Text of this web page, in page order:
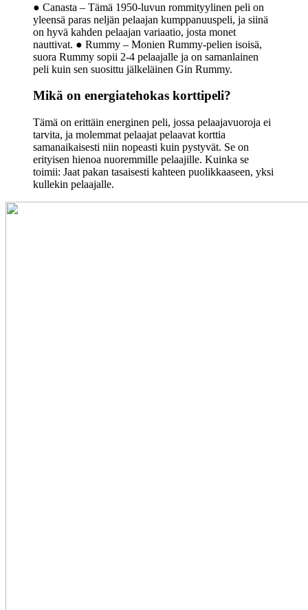
● Canasta – Tämä 1950-luvun rommityylinen peli on
yleensä paras neljän pelaajan kumppanuuspeli, ja siinä
on hyvä kahden pelaajan variaatio, josta monet
nauttivat. ● Rummy – Monien Rummy-pelien isoisä,
suora Rummy sopii 2-4 pelaajalle ja on samanlainen
peli kuin sen suosittu jälkeläinen Gin Rummy.
Mikä on energiatehokas korttipeli?
Tämä on erittäin energinen peli, jossa pelaajavuoroja ei
tarvita, ja molemmat pelaajat pelaavat korttia
samanaikaisesti niin nopeasti kuin pystyvät. Se on
erityisen hienoa nuoremmille pelaajille. Kuinka se
toimii: Jaat pakan tasaisesti kahteen puolikkaaseen, yksi
kullekin pelaajalle.